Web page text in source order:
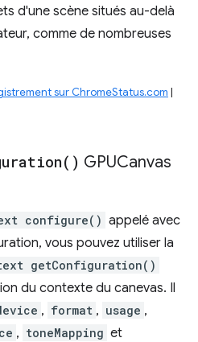
d'une scène situés au-delà
comme de nombreuses
sur ChromeStatus.com |
) GPUCanvas
configure() appelé avec
vous pouvez utiliser la
getConfiguration()
du contexte du canevas. Il
, format , usage ,
, toneMapping et